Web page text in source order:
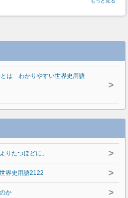
とは わかりやすい世界史用語
>
りたつほどに」 >
界史用語2122 >
か >